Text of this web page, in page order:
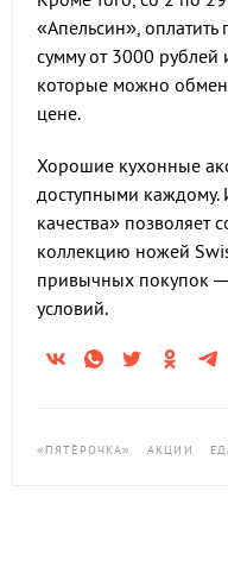
«Апельсин»,
сумму от 3000 рублей
которые можно
цене.
Хорошие кухонные
доступными каждому.
качества» позволяет
коллекцию ножей
привычных покупок
условий.
«ПЯТЁРОЧКА» АКЦИИ